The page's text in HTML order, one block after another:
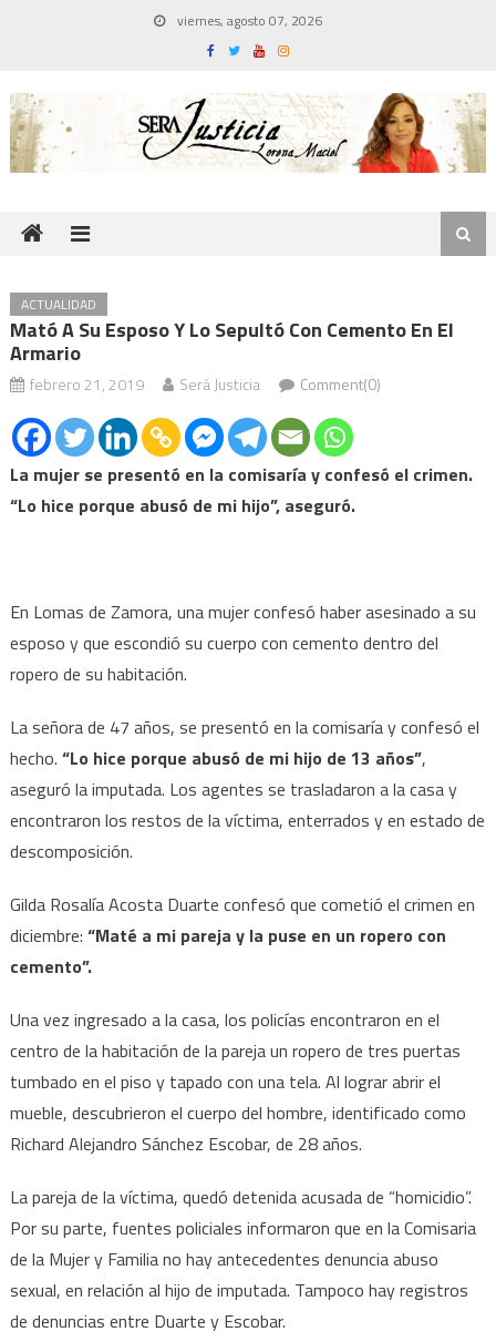
viernes, agosto 07, 2026
ACTUALIDAD
Mató A Su Esposo Y Lo Sepultó Con Cemento En El
Armario
febrero 21, 2019 Será Justicia Comment(0)
La mujer se presentó en la comisaría y confesó el crimen.
“Lo hice porque abusó de mi hijo”, aseguró.
En Lomas de Zamora, una mujer confesó haber asesinado a su
esposo y que escondió su cuerpo con cemento dentro del
ropero de su habitación.
La señora de 47 años, se presentó en la comisaría y confesó el
hecho. “Lo hice porque abusó de mi hijo de 13 años”,
aseguró la imputada. Los agentes se trasladaron a la casa y
encontraron los restos de la víctima, enterrados y en estado de
descomposición.
Gilda Rosalía Acosta Duarte confesó que cometió el crimen en
diciembre: “Maté a mi pareja y la puse en un ropero con
cemento”.
Una vez ingresado a la casa, los policías encontraron en el
centro de la habitación de la pareja un ropero de tres puertas
tumbado en el piso y tapado con una tela. Al lograr abrir el
mueble, descubrieron el cuerpo del hombre, identificado como
Richard Alejandro Sánchez Escobar, de 28 años.
La pareja de la víctima, quedó detenida acusada de “homicidio”.
Por su parte, fuentes policiales informaron que en la Comisaria
de la Mujer y Familia no hay antecedentes denuncia abuso
sexual, en relación al hijo de imputada. Tampoco hay registros
de denuncias entre Duarte y Escobar.